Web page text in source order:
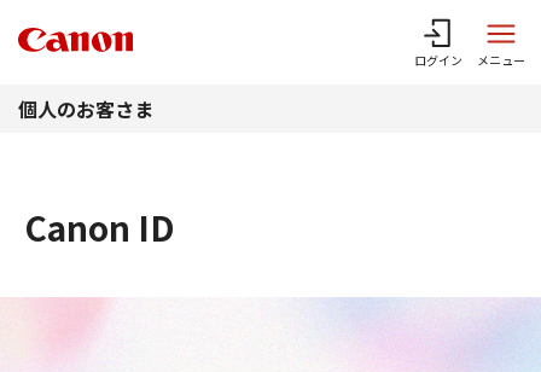
ログイン メニュー
個人のお客さま
Canon ID